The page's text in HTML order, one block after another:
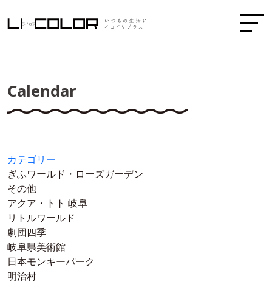
Calendar
カテゴリー
ぎふワールド・ローズガーデン
その他
アクア・トト 岐阜
リトルワールド
劇団四季
岐阜県美術館
日本モンキーパーク
明治村